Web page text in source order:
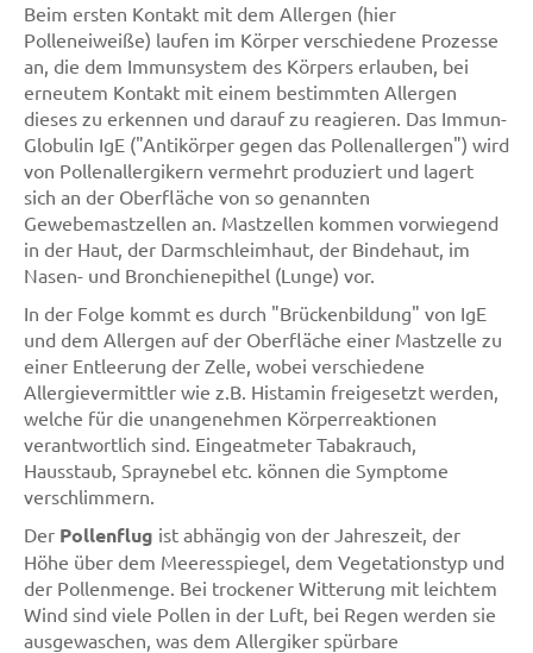
Beim ersten Kontakt mit dem Allergen (hier
Polleneiweiße) laufen im Körper verschiedene Prozesse
an, die dem Immunsystem des Körpers erlauben, bei
erneutem Kontakt mit einem bestimmten Allergen
dieses zu erkennen und darauf zu reagieren. Das Immun-
Globulin IgE ("Antikörper gegen das Pollenallergen") wird
von Pollenallergikern vermehrt produziert und lagert
sich an der Oberfläche von so genannten
Gewebemastzellen an. Mastzellen kommen vorwiegend
in der Haut, der Darmschleimhaut, der Bindehaut, im
Nasen- und Bronchienepithel (Lunge) vor.
In der Folge kommt es durch "Brückenbildung" von IgE
und dem Allergen auf der Oberfläche einer Mastzelle zu
einer Entleerung der Zelle, wobei verschiedene
Allergievermittler wie z.B. Histamin freigesetzt werden,
welche für die unangenehmen Körperreaktionen
verantwortlich sind. Eingeatmeter Tabakrauch,
Hausstaub, Spraynebel etc. können die Symptome
verschlimmern.
Der Pollenflug ist abhängig von der Jahreszeit, der
Höhe über dem Meeresspiegel, dem Vegetationstyp und
der Pollenmenge. Bei trockener Witterung mit leichtem
Wind sind viele Pollen in der Luft, bei Regen werden sie
ausgewaschen, was dem Allergiker spürbare